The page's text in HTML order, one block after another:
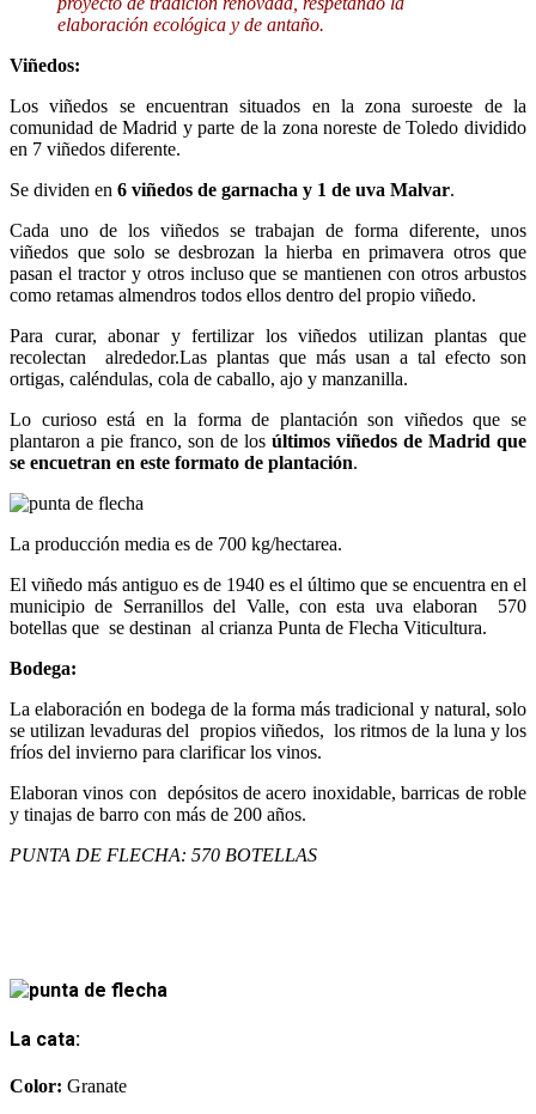
elaboración ecológica y de antaño.
Viñedos:
Los viñedos se encuentran situados en la zona suroeste de la
comunidad de Madrid y parte de la zona noreste de Toledo dividido
en 7 viñedos diferente.
Se dividen en 6 viñedos de garnacha y 1 de uva Malvar.
Cada uno de los viñedos se trabajan de forma diferente, unos
viñedos que solo se desbrozan la hierba en primavera otros que
pasan el tractor y otros incluso que se mantienen con otros arbustos
como retamas almendros todos ellos dentro del propio viñedo.
Para curar, abonar y fertilizar los viñedos utilizan plantas que
recolectan alrededor.Las plantas que más usan a tal efecto son
ortigas, caléndulas, cola de caballo, ajo y manzanilla.
Lo curioso está en la forma de plantación son viñedos que se
plantaron a pie franco, son de los últimos viñedos de Madrid que
se encuetran en este formato de plantación.
La producción media es de 700 kg/hectarea.
El viñedo más antiguo es de 1940 es el último que se encuentra en el
municipio de Serranillos del Valle, con esta uva elaboran 570
botellas que se destinan al crianza Punta de Flecha Viticultura.
Bodega:
La elaboración en bodega de la forma más tradicional y natural, solo
se utilizan levaduras del propios viñedos, los ritmos de la luna y los
fríos del invierno para clarificar los vinos.
Elaboran vinos con depósitos de acero inoxidable, barricas de roble
y tinajas de barro con más de 200 años.
PUNTA DE FLECHA: 570 BOTELLAS
La cata:
Color: Granate